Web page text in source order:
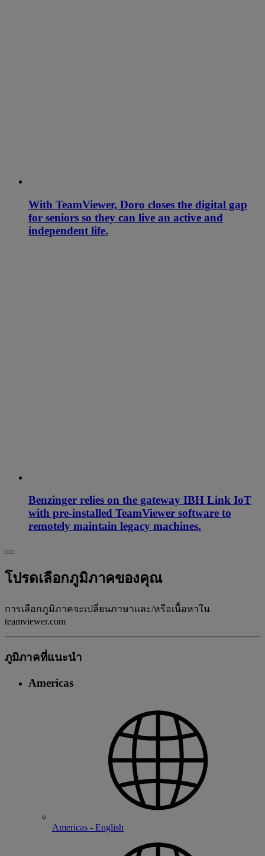
With TeamViewer, Doro closes the digital gap
for seniors so they can live an active and
independent life.
Benzinger relies on the gateway IBH Link IoT
with pre-installed TeamViewer software to
remotely maintain legacy machines.
โปรดเลือกภูมิภาคของคุณ
การเลือกภูมิภาคจะเปลี่ยนภาษาและ/หรือเนื้อหาใน
teamviewer.com
ภูมิภาคที่แนะนํา
Americas
Americas - English